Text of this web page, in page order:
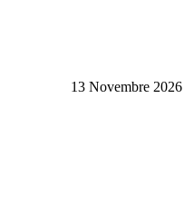
13 Novembre 2026